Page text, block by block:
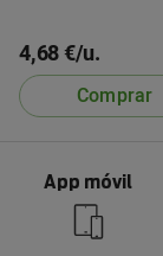
4,68 €/u.
Comprar
App móvil